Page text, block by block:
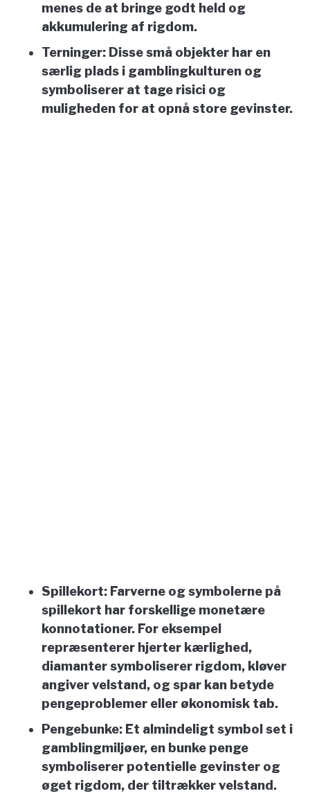
menes de at bringe godt held og
akkumulering af rigdom.
Terninger: Disse små objekter har en
særlig plads i gamblingkulturen og
symboliserer at tage risici og
muligheden for at opnå store gevinster.
Spillekort: Farverne og symbolerne på
spillekort har forskellige monetære
konnotationer. For eksempel
repræsenterer hjerter kærlighed,
diamanter symboliserer rigdom, kløver
angiver velstand, og spar kan betyde
pengeproblemer eller økonomisk tab.
Pengebunke: Et almindeligt symbol set i
gamblingmiljøer, en bunke penge
symboliserer potentielle gevinster og
øget rigdom, der tiltrækker velstand.